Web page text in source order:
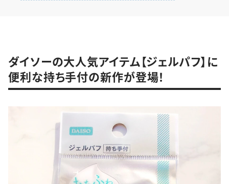
ダイソーの大人気アイテム【ジェルパフ】に
便利な持ち手付の新作が登場！